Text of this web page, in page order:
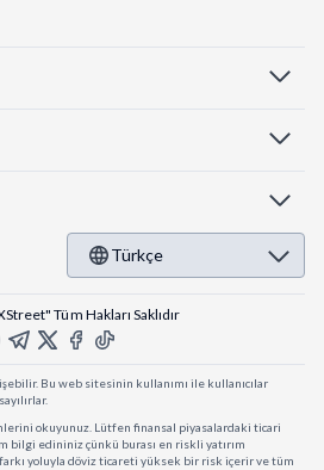
Türkçe
Tüm Hakları Saklıdır
Bu web sitesinin kullanımı ile kullanıcılar
okuyunuz. Lütfen finansal piyasalardaki ticari
bilgi edininiz çünkü burası en riskli yatırım
yoluyla döviz ticareti yüksek bir risk içerir ve tüm